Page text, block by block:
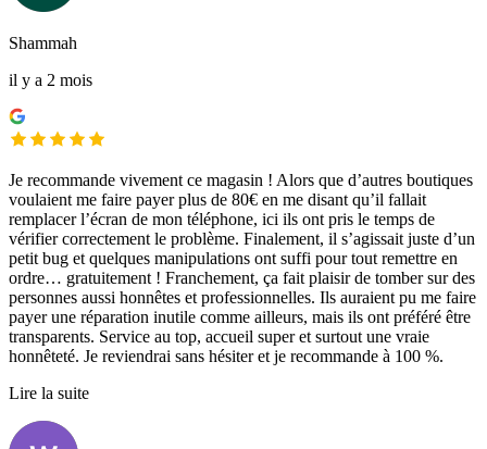
Shammah
il y a 2 mois
Je recommande vivement ce magasin ! Alors que d’autres boutiques
voulaient me faire payer plus de 80€ en me disant qu’il fallait
remplacer l’écran de mon téléphone, ici ils ont pris le temps de
vérifier correctement le problème. Finalement, il s’agissait juste d’un
petit bug et quelques manipulations ont suffi pour tout remettre en
ordre… gratuitement ! Franchement, ça fait plaisir de tomber sur des
personnes aussi honnêtes et professionnelles. Ils auraient pu me faire
payer une réparation inutile comme ailleurs, mais ils ont préféré être
transparents. Service au top, accueil super et surtout une vraie
honnêteté. Je reviendrai sans hésiter et je recommande à 100 %.
Lire la suite